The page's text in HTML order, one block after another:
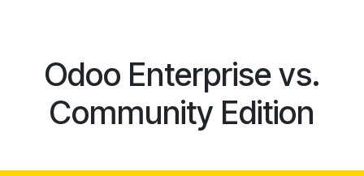
Odoo Enterprise vs.
Community Edition